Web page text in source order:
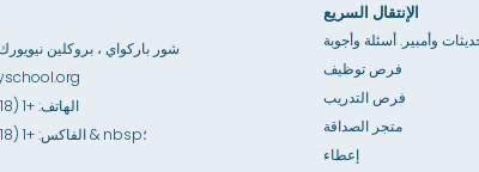
3867 شور باركواي ، بروكلين نيويورك
الهاتف: +1 (718) 891-6100
الفاكس: +1 (718) 891-6841 & nbsp؛
الإنتقال السريع
وأمبير. أسئلة وأجوبة
فرص توظيف
فرص التدريب
متجر الصداقة
إعطاء